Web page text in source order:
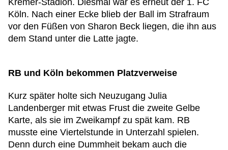
Kremer-Stadion. Diesmal war es erneut der 1. FC
Köln. Nach einer Ecke blieb der Ball im Strafraum
vor den Füßen von Sharon Beck liegen, die ihn aus
dem Stand unter die Latte jagte.
RB und Köln bekommen Platzverweise
Kurz später holte sich Neuzugang Julia
Landenberger mit etwas Frust die zweite Gelbe
Karte, als sie im Zweikampf zu spät kam. RB
musste eine Viertelstunde in Unterzahl spielen.
Denn durch eine Dummheit bekam auch die